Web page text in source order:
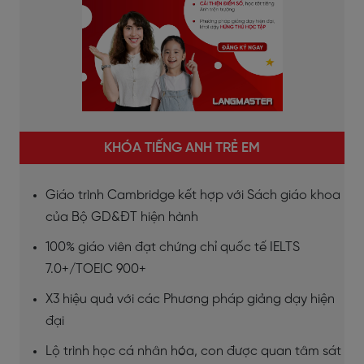
KHÓA TIẾNG ANH TRẺ EM
Giáo trình Cambridge kết hợp với Sách giáo khoa
của Bộ GD&ĐT hiện hành
100% giáo viên đạt chứng chỉ quốc tế IELTS
7.0+/TOEIC 900+
X3 hiệu quả với các Phương pháp giảng dạy hiện
đại
Lộ trình học cá nhân hóa, con được quan tâm sát